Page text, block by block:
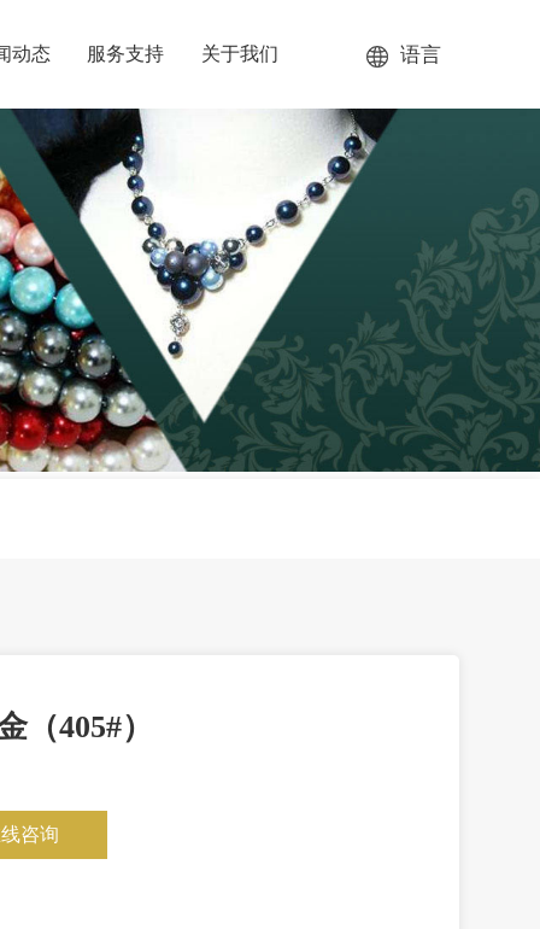
动态 服务支持 关于我们 语言
（405#）
咨询